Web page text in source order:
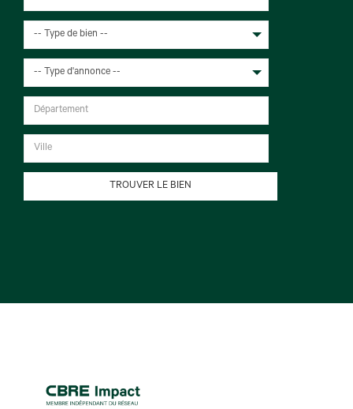
-- Type de bien --
-- Type d'annonce --
TROUVER LE BIEN